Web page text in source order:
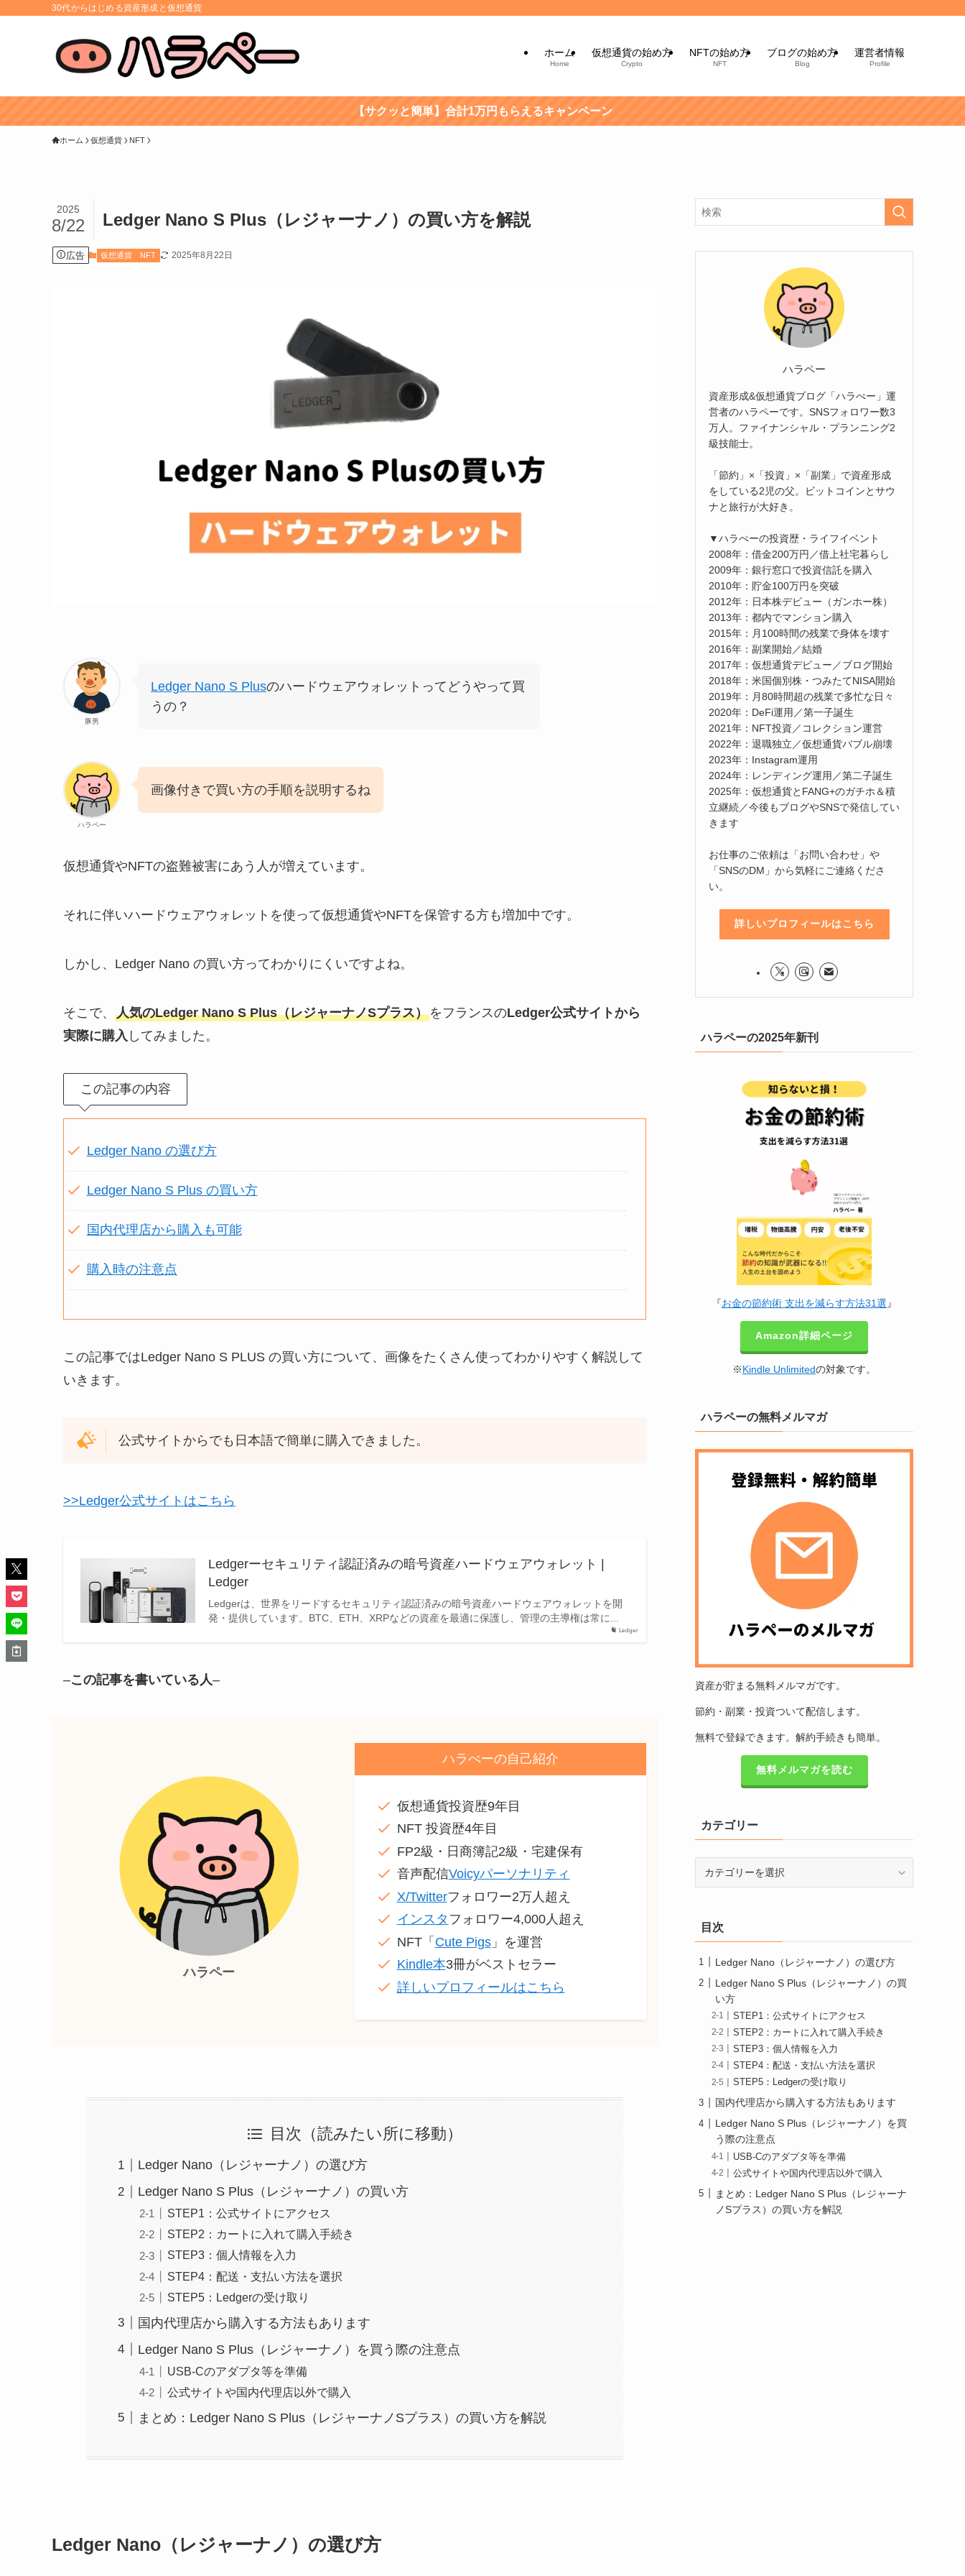
30代からはじめる資産形成と仮想通貨
ホーム
Home
仮想通貨の始め方
Crypto
NFTの始め方
NFT
ブログの始め方
Blog
運営者情報
Profile
【サクッと簡単】合計1万円もらえるキャンペーン
ホーム 仮想通貨 NFT
Ledger Nano S Plus（レジャーナノ）の買い方を解説
2025
8/22
広告 仮想通貨 NFT 2025年8月22日
豚男
Ledger Nano S Plusのハードウェアウォレットってどうやって買
うの？
ハラペー
画像付きで買い方の手順を説明するね
仮想通貨やNFTの盗難被害にあう人が増えています。
それに伴いハードウェアウォレットを使って仮想通貨やNFTを保管する方も増加中です。
しかし、Ledger Nano の買い方ってわかりにくいですよね。
そこで、 人気のLedger Nano S Plus（レジャーナノSプラス） をフランスのLedger公式サイトから
実際に購入 してみました。
この記事の内容
Ledger Nano の選び方
Ledger Nano S Plus の買い方
国内代理店から購入も可能
購入時の注意点
この記事ではLedger Nano S PLUS の買い方について、画像をたくさん使ってわかりやすく解説して
いきます。
公式サイトからでも日本語で簡単に購入できました。
>>Ledger公式サイトはこちら
Ledger
Ledgerーセキュリティ認証済みの暗号資産ハードウェアウォレット |
Ledger
Ledgerは、世界をリードするセキュリティ認証済みの暗号資産ハードウェアウォレットを開
発・提供しています。BTC、ETH、XRPなどの資産を最適に保護し、管理の主導権は常に...
–この記事を書いている人–
ハラペー
ハラぺーの自己紹介
仮想通貨投資歴9年目
NFT 投資歴4年目
FP2級・日商簿記2級・宅建保有
音声配信Voicyパーソナリティ
X/Twitterフォロワー2万人超え
インスタ フォロワー4,000人超え
NFT「 Cute Pigs」を運営
Kindle本3冊がベストセラー
詳しいプロフィールはこちら
目次（読みたい所に移動）
Ledger Nano（レジャーナノ）の選び方
Ledger Nano S Plus（レジャーナノ）の買い方
STEP1：公式サイトにアクセス
STEP2：カートに入れて購入手続き
STEP3：個人情報を入力
STEP4：配送・支払い方法を選択
STEP5：Ledgerの受け取り
国内代理店から購入する方法もあります
Ledger Nano S Plus（レジャーナノ）を買う際の注意点
USB-Cのアダプタ等を準備
公式サイトや国内代理店以外で購入
まとめ：Ledger Nano S Plus（レジャーナノSプラス）の買い方を解説
Ledger Nano（レジャーナノ）の選び方
ハラペー
資産形成&仮想通貨ブログ「ハラぺー」運
営者のハラペーです。SNSフォロワー数3
万人。ファイナンシャル・プランニング2
級技能士。
「節約」×「投資」×「副業」で資産形成
をしている2児の父。ビットコインとサウ
ナと旅行が大好き。
▼ハラぺーの投資歴・ライフイベント
2008年：借金200万円／借上社宅暮らし
2009年：銀行窓口で投資信託を購入
2010年：貯金100万円を突破
2012年：日本株デビュー（ガンホー株）
2013年：都内でマンション購入
2015年：月100時間の残業で身体を壊す
2016年：副業開始／結婚
2017年：仮想通貨デビュー／ブログ開始
2018年：米国個別株・つみたてNISA開始
2019年：月80時間超の残業で多忙な日々
2020年：DeFi運用／第一子誕生
2021年：NFT投資／コレクション運営
2022年：退職独立／仮想通貨バブル崩壊
2023年：Instagram運用
2024年：レンディング運用／第二子誕生
2025年：仮想通貨とFANG+のガチホ＆積
立継続／今後もブログやSNSで発信してい
きます
お仕事のご依頼は「お問い合わせ」や
「SNSのDM」から気軽にご連絡くださ
い。
詳しいプロフィールはこちら
ハラペーの2025年新刊
『お金の節約術 支出を減らす方法31選 』
Amazon詳細ページ
※Kindle Unlimitedの対象です。
ハラペーの無料メルマガ
資産が貯まる無料メルマガです。
節約・副業・投資ついて配信します。
無料で登録できます。解約手続きも簡単。
無料メルマガを読む
カテゴリー
ー目次
Ledger Nano（レジャーナノ）の選び方
Ledger Nano S Plus（レジャーナノ）の買
い方
STEP1：公式サイトにアクセス
STEP2：カートに入れて購入手続き
STEP3：個人情報を入力
STEP4：配送・支払い方法を選択
STEP5：Ledgerの受け取り
国内代理店から購入する方法もあります
Ledger Nano S Plus（レジャーナノ）を買
う際の注意点
USB-Cのアダプタ等を準備
公式サイトや国内代理店以外で購入
まとめ：Ledger Nano S Plus（レジャーナ
ノSプラス）の買い方を解説